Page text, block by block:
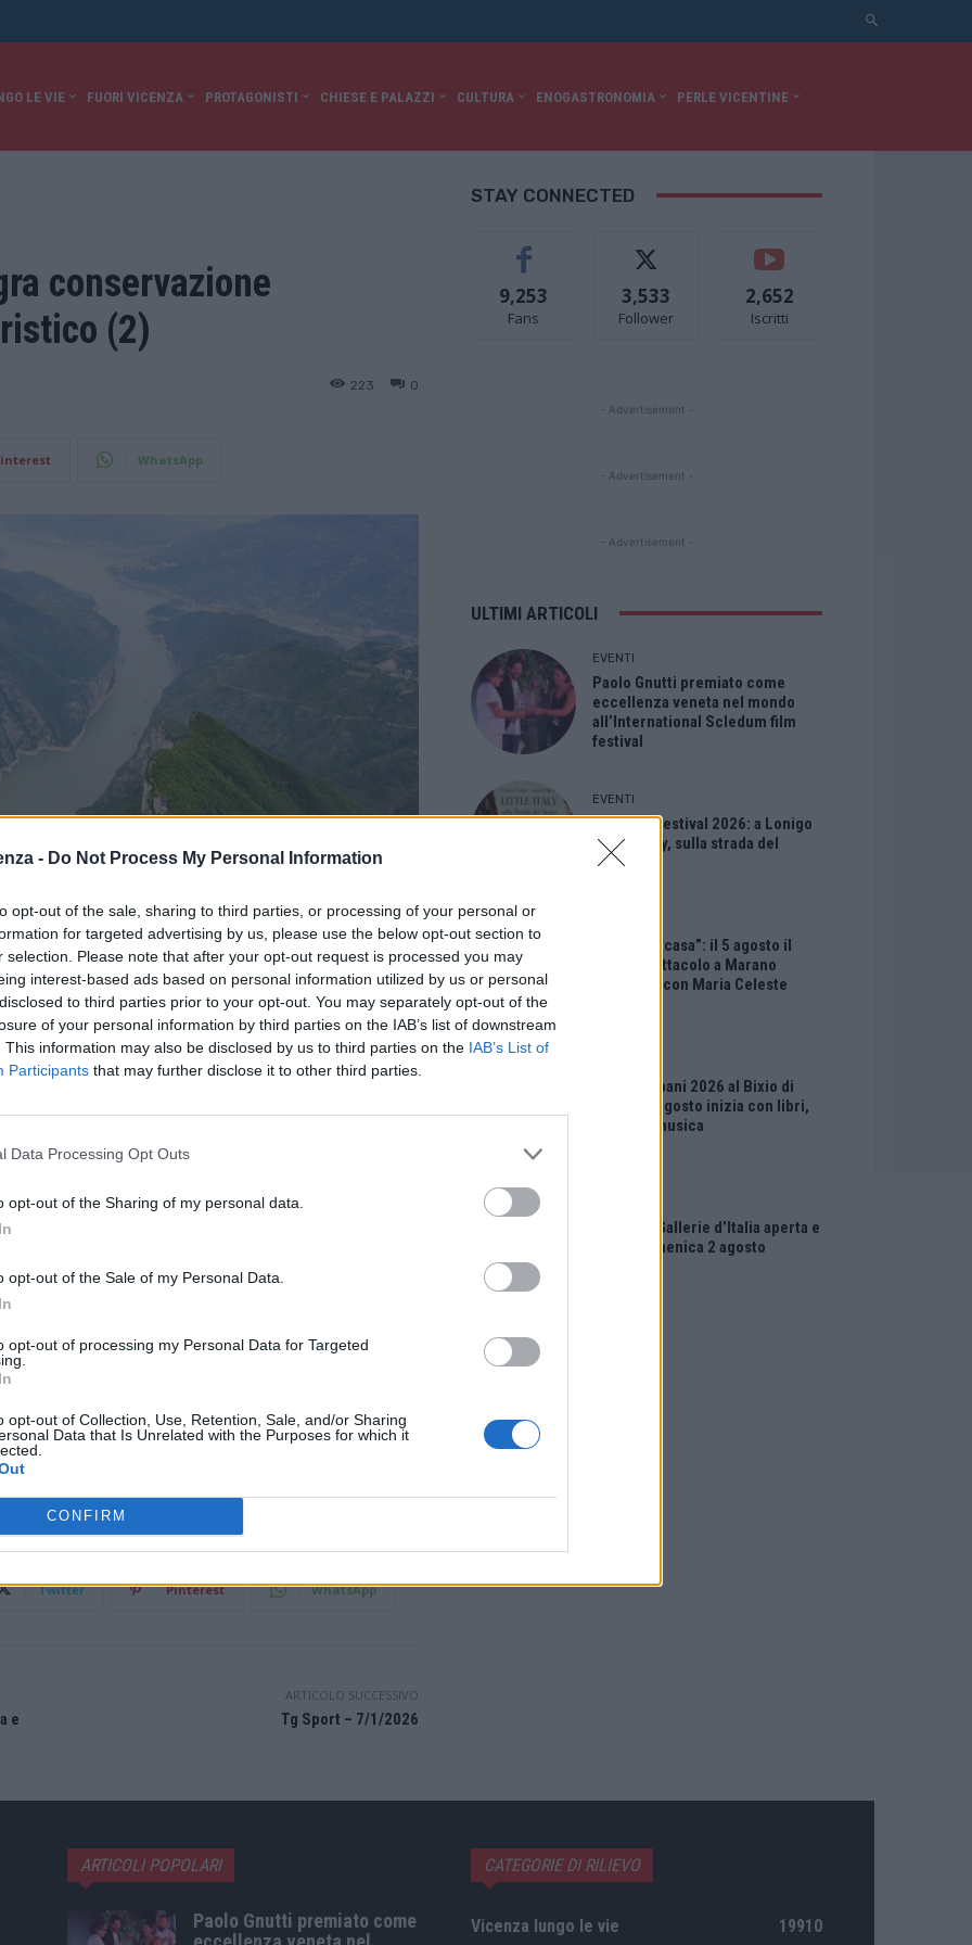
- Do Not Process My Personal Information
opt-out of the sale, sharing to third parties, or processing of your personal or
for targeted advertising by us, please use the below opt-out section to
selection. Please note that after your opt-out request is processed you may
interest-based ads based on personal information utilized by us or personal
to third parties prior to your opt-out. You may separately opt-out of the
of your personal information by third parties on the IAB’s list of downstream
This information may also be disclosed by us to third parties on the IAB’s List of
Participants that may further disclose it to other third parties.
Data Processing Opt Outs
opt-out of the Sharing of my personal data.
opt-out of the Sale of my Personal Data.
opt-out of processing my Personal Data for Targeted
opt-out of Collection, Use, Retention, Sale, and/or Sharing
Data that Is Unrelated with the Purposes for which it
CONFIRM
LE VIE FUORI VICENZA PROTAGONISTI CHIESE E PALAZZI CULTURA ENOGASTRONOMIA PERLE VICENTINE
conservazione
(2)
0
223
WhatsApp
-
persone osservano la gola di Qutang da una
sud-occidentale, il 9 giugno 2025. Come importante
del fiume Yangtze, Chongqing ha intensificato negli
La città ha efficacemente preservato le aree lungo le
verdi di protezione. Sfruttando questi
e punti di riferimento del turismo culturale.
turistico ha favorito il turismo locale,
e la qualità della vita.
Twitter Pinterest WhatsApp
e
ARTICOLO SUCCESSIVO
Tg Sport – 7/1/2026
STAY CONNECTED
9,253
Fans
3,533
Follower
2,652
Iscritti
- Advertisement -
- Advertisement -
- Advertisement -
ULTIMI ARTICOLI
EVENTI
Paolo Gnutti premiato come
eccellenza veneta nel mondo
all’International Scledum film
festival
EVENTI
Berici in Festival 2026: a Lonigo
“Little Italy, sulla strada del
sogno”
“Teatro in casa”: il 5 agosto il
primo spettacolo a Marano
Vicentino con Maria Celeste
Salotti Urbani 2026 al Bixio di
Vicenza: agosto inizia con libri,
poesie e musica
Vicenza, Gallerie d’Italia aperta e
gratis domenica 2 agosto
ARTICOLI POPOLARI
Paolo Gnutti premiato come
CATEGORIE DI RILIEVO
Vicenza lungo le vie 19910